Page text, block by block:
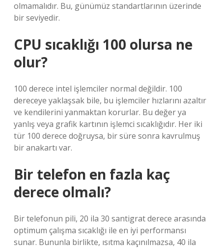
olmamalıdır. Bu, günümüz standartlarının üzerinde
bir seviyedir.
CPU sıcaklığı 100 olursa ne
olur?
100 derece intel işlemciler normal değildir. 100
dereceye yaklaşsak bile, bu işlemciler hızlarını azaltır
ve kendilerini yanmaktan korurlar. Bu değer ya
yanlış veya grafik kartının işlemci sıcaklığıdır. Her iki
tür 100 derece doğruysa, bir süre sonra kavrulmuş
bir anakartı var.
Bir telefon en fazla kaç
derece olmalı?
Bir telefonun pili, 20 ila 30 santigrat derece arasında
optimum çalışma sıcaklığı ile en iyi performansı
sunar. Bununla birlikte, ısıtma kaçınılmazsa, 40 ila